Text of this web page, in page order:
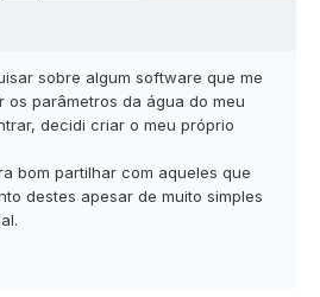
sobre algum software que me
os parâmetros da água do meu
decidi criar o meu próprio
bom partilhar com aqueles que
destes apesar de muito simples